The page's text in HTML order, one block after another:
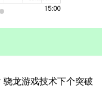
骁龙游戏技术下个突破